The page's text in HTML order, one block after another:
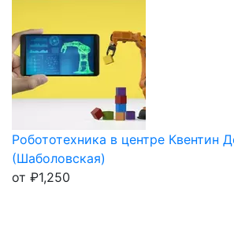
Робототехника в центре Квентин
(Шаболовская)
от ₽1,250